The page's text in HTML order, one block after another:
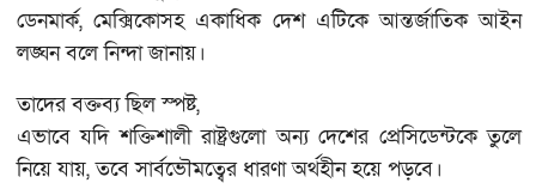
ডেনমার্ক, মেক্সিকোসহ একাধিক দেশ এটিকে আন্তর্জাতিক আইন
লঙ্ঘন বলে নিন্দা জানায়।
তাদের বক্তব্য ছিল স্পষ্ট,
এভাবে যদি শক্তিশালী রাষ্ট্রগুলো অন্য দেশের প্রেসিডেন্টকে তুলে
নিয়ে যায়, তবে সার্বভৌমত্বের ধারণা অর্থহীন হয়ে পড়বে।